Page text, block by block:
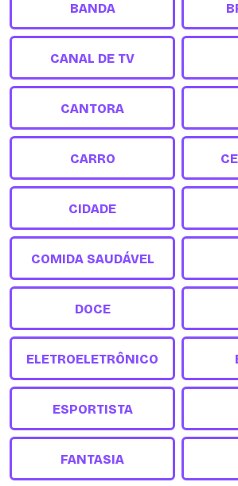
BANDA
CANAL DE TV
CANTORA
CARRO
CIDADE
COMIDA SAUDÁVEL
DOCE
ELETROELETRÔNICO
ESPORTISTA
FANTASIA